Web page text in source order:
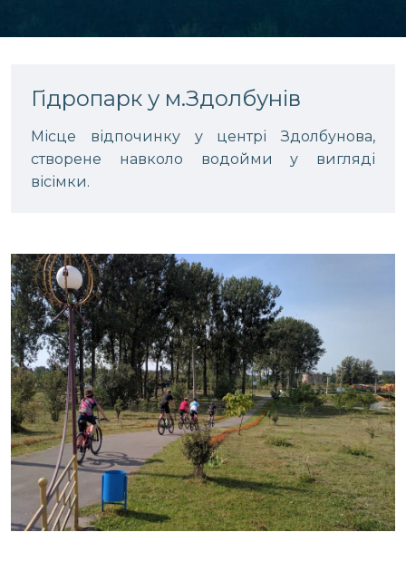
Гідропарк у м.Здолбунів
Місце відпочинку у центрі Здолбунова,
створене навколо водойми у вигляді
вісімки.